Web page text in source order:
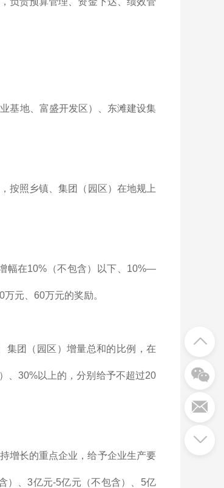
基地、富盛开发区）、东滩建设集
按照乡镇、集团（园区）在地规上
幅在10%（不包含）以下、10%—
元、60万元的奖励。
集团（园区）增量总和的比例，在
30%以上的，分别给予不超过20
增长的重点企业，给予企业生产要
）、3亿元-5亿元（不包含）、5亿